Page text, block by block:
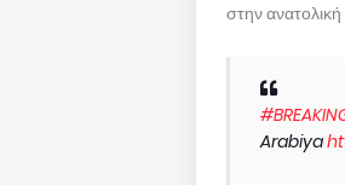
στην
Arabiya